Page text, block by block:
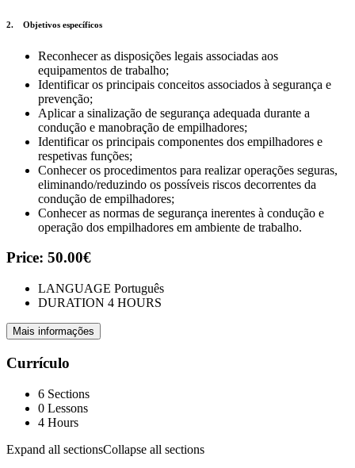
2. Objetivos específicos
Reconhecer as disposições legais associadas aos
equipamentos de trabalho;
Identificar os principais conceitos associados à segurança e
prevenção;
Aplicar a sinalização de segurança adequada durante a
condução e manobração de empilhadores;
Identificar os principais componentes dos empilhadores e
respetivas funções;
Conhecer os procedimentos para realizar operações seguras,
eliminando/reduzindo os possíveis riscos decorrentes da
condução de empilhadores;
Conhecer as normas de segurança inerentes à condução e
operação dos empilhadores em ambiente de trabalho.
Price: 50.00€
LANGUAGE Português
DURATION 4 HOURS
Mais informações
Currículo
6 Sections
0 Lessons
4 Hours
Expand all sectionsCollapse all sections